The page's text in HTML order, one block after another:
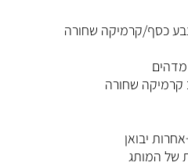
כסף/קרמיקה שחורה
קרמיקה שחורה
של המותג